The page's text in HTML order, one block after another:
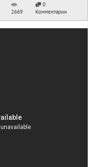
2669
0
Комментарии